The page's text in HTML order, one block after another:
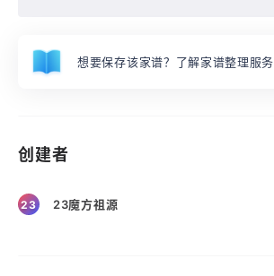
想要保存该家谱？了解家谱整理服务
创建者
23 23魔方祖源